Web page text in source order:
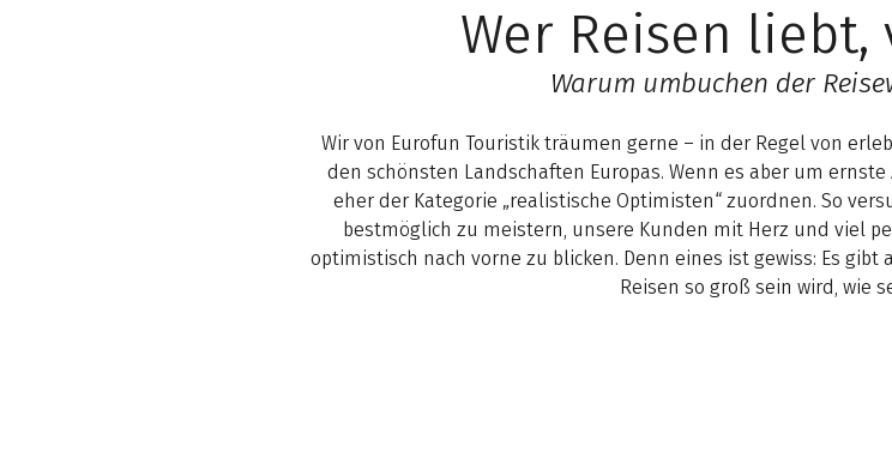
Wer Reisen liebt,
Warum umbuchen der
Wir von Eurofun Touristik träumen gerne – in der Regel von
den schönsten Landschaften Europas. Wenn es aber um
eher der Kategorie „realistische Optimisten“ zuordnen. So
bestmöglich zu meistern, unsere Kunden mit Herz und viel
optimistisch nach vorne zu blicken. Denn eines ist gewiss: Es gibt
Reisen so groß sein wird, wie